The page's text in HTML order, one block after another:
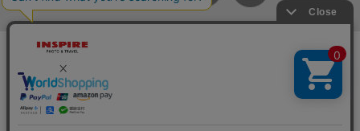
copyright © GIFUTAKE All rights reserved.